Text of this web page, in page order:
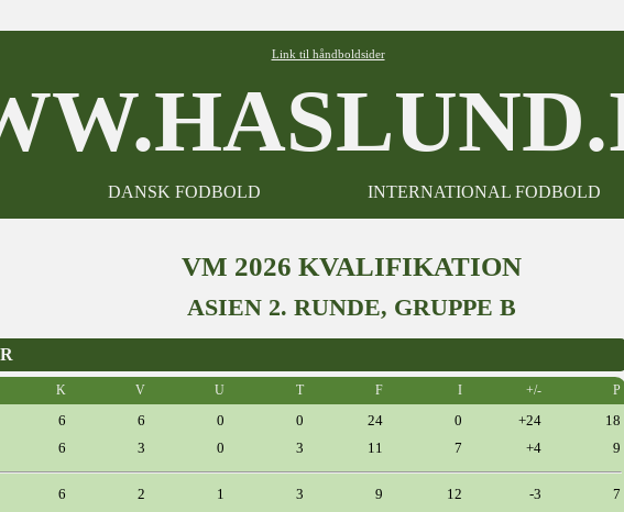
Link til håndboldsider
DANSK FODBOLD INTERNATIONAL FODBOLD
VM 2026 KVALIFIKATION
ASIEN 2. RUNDE, GRUPPE B
K V U T F I +/- P
6 6 0 0 24 0 +24
18
6 3 0 3 11 7 +4 9
6 2 1 3 9 12 -3
7